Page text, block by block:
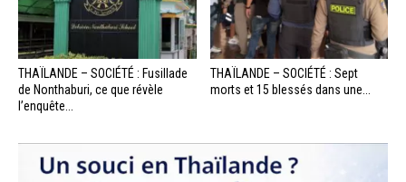
THAÏLANDE – SOCIÉTÉ : Fusillade
de Nonthaburi, ce que révèle
l’enquête...
THAÏLANDE – SOCIÉTÉ : Sept
morts et 15 blessés dans une...